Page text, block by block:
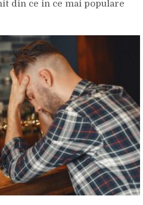
din ce in ce mai populare